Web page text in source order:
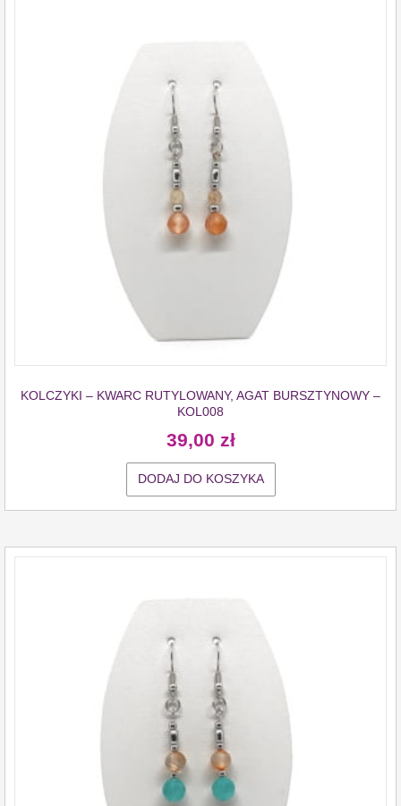
KOLCZYKI – KWARC RUTYLOWANY, AGAT BURSZTYNOWY –
KOL008
39,00 zł
DODAJ DO KOSZYKA